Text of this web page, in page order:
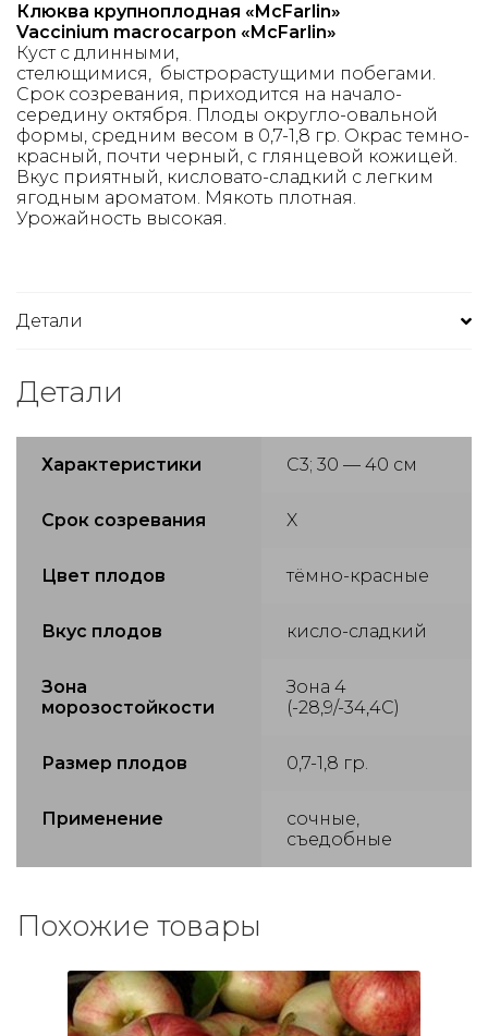
Клюква крупноплодная «McFarlin»
Vaccinium macrocarpon «McFarlin»
Куст с длинными,
стелющимися, быстрорастущими побегами.
Срок созревания, приходится на начало-
середину октября. Плоды округло-овальной
формы, средним весом в 0,7-1,8 гр. Окрас темно-
красный, почти черный, с глянцевой кожицей.
Вкус приятный, кисловато-сладкий с легким
ягодным ароматом. Мякоть плотная.
Урожайность высокая.
Детали
Детали
Характеристики С3; 30 — 40 см
Срок созревания X
Цвет плодов тёмно-красные
Вкус плодов кисло-сладкий
Зона
морозостойкости
Зона 4
(-28,9/-34,4С)
Размер плодов 0,7-1,8 гр.
Применение
сочные,
съедобные
Похожие товары